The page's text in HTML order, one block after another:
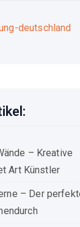
– Kreative
Art Künstler
– Der